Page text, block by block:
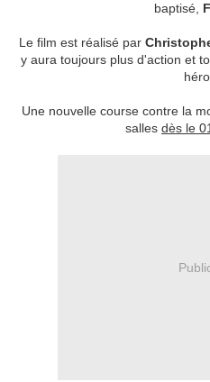
baptisé,
Le film est réalisé par
y aura toujours plus d'action et
Une nouvelle course contre la
salles dès le